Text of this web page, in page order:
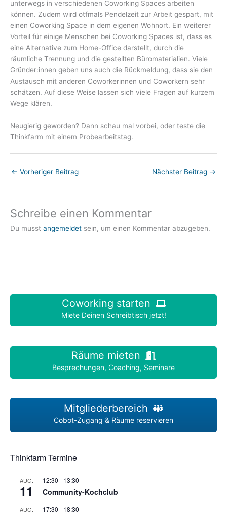
unterwegs in verschiedenen Coworking Spaces arbeiten
können. Zudem wird otfmals Pendelzeit zur Arbeit gespart, mit
einen Coworking Space in dem eigenen Wohnort. Ein weiterer
Vorteil für einige Menschen bei Coworking Spaces ist, dass es
eine Alternative zum Home-Office darstellt, durch die
räumliche Trennung und die gestellten Büromaterialien. Viele
Gründer:innen geben uns auch die Rückmeldung, dass sie den
Austausch mit anderen Coworkerinnen und Coworkern sehr
schätzen. Auf diese Weise lassen sich viele Fragen auf kurzem
Wege klären.
Neugierig geworden? Dann schau mal vorbei, oder teste die
Thinkfarm mit einem Probearbeitstag.
← Vorheriger Beitrag Nächster Beitrag →
Schreibe einen Kommentar
Du musst angemeldet sein, um einen Kommentar abzugeben.
Coworking starten
Miete Deinen Schreibtisch jetzt!
Räume mieten
Besprechungen, Coaching, Seminare
Mitgliederbereich
Cobot-Zugang & Räume reservieren
Thinkfarm Termine
AUG.
11
12:30 - 13:30
Community-Kochclub
AUG. 17:30 - 18:30